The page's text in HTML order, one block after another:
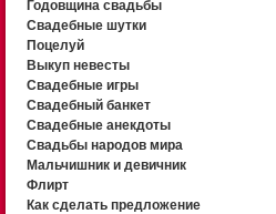
Годовщина свадьбы
Свадебные шутки
Поцелуй
Выкуп невесты
Свадебные игры
Свадебный банкет
Свадебные анекдоты
Свадьбы народов мира
Мальчишник и девичник
Флирт
Как сделать предложение